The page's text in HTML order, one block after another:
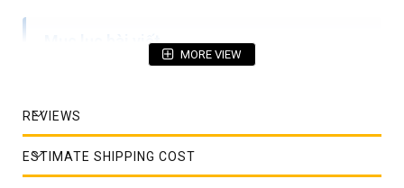
Mục lục bài viết
Tổng quan về máng xối inox và xu hướng thay thế
Máng xối inox là gì? Cấu tạo và nguyên lý hoạt
động hiệu quả
MORE VIEW
REVIEWS
ESTIMATE SHIPPING COST